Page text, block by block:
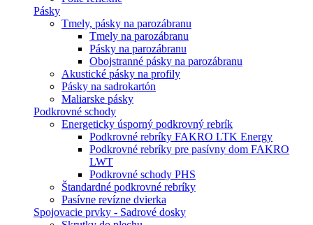
Pásky
Tmely, pásky na parozábranu
Tmely na parozábranu
Pásky na parozábranu
Obojstranné pásky na parozábranu
Akustické pásky na profily
Pásky na sadrokartón
Maliarske pásky
Podkrovné schody
Energeticky úsporný podkrovný rebrík
Podkrovné rebríky FAKRO LTK Energy
Podkrovné rebríky pre pasívny dom FAKRO
LWT
Podkrovné schody PHS
Štandardné podkrovné rebríky
Pasívne revízne dvierka
Spojovacie prvky - Sadrové dosky